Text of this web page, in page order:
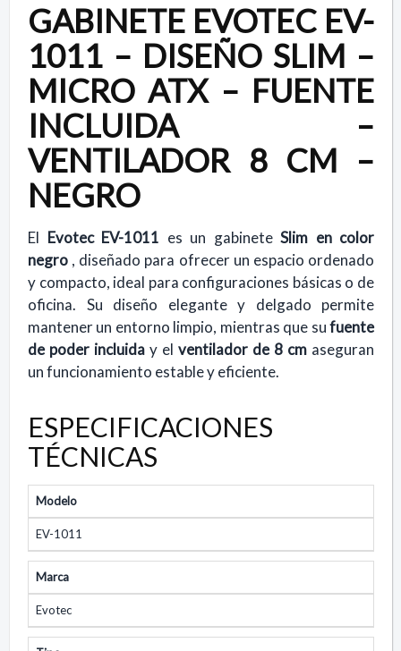
GABINETE EVOTEC EV-
1011 – DISEÑO SLIM –
MICRO ATX – FUENTE
INCLUIDA –
VENTILADOR 8 CM –
NEGRO
El Evotec EV-1011 es un gabinete Slim en color
negro , diseñado para ofrecer un espacio ordenado
y compacto, ideal para configuraciones básicas o de
oficina. Su diseño elegante y delgado permite
mantener un entorno limpio, mientras que sufuente
de poder incluida y el ventilador de 8 cm aseguran
un funcionamiento estable y eficiente.
ESPECIFICACIONES
TÉCNICAS
Modelo
EV-1011
Marca
Evotec